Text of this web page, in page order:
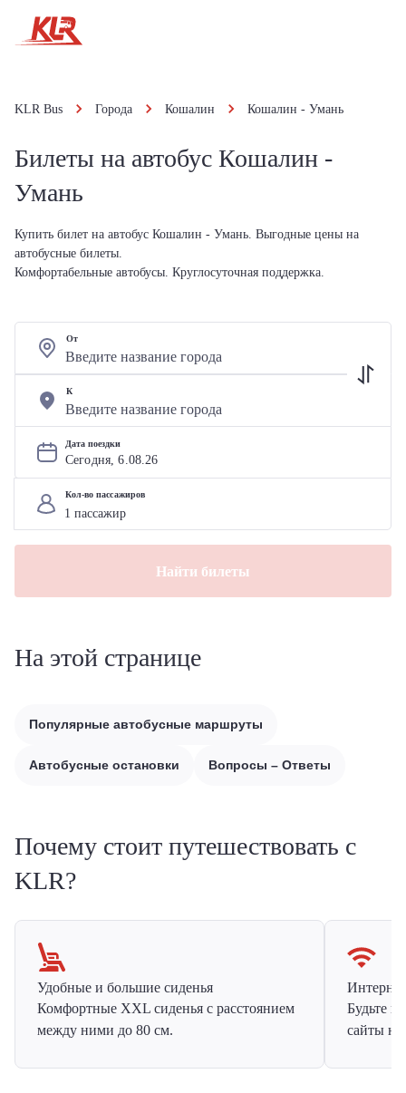
KLR Bus Города Кошалин Кошалин - Умань
Билеты на автобус Кошалин -
Умань
Купить билет на автобус Кошалин - Умань. Выгодные цены на
автобусные билеты.
Комфортабельные автобусы. Круглосуточная поддержка.
От
К
Дата поездки
Сегодня, 6.08.26
Кол-во пассажиров
Найти билеты
На этой странице
Популярные автобусные маршруты
Автобусные остановки Вопросы – Ответы
Почему стоит путешествовать с
KLR?
Удобные и большие сиденья
Комфортные XXL сиденья с расстоянием
между ними до 80 см.
Будьте
сайты на